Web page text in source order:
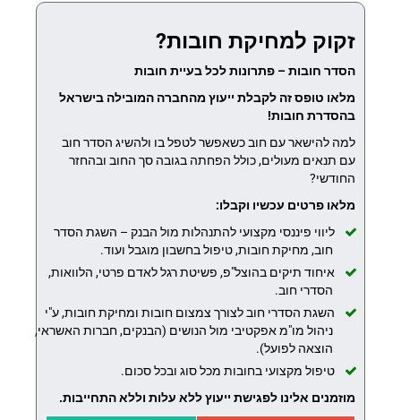
זקוק למחיקת חובות?
הסדר חובות – פתרונות לכל בעיית חובות
מלאו טופס זה לקבלת ייעוץ מהחברה המובילה בישראל
בהסדרת חובות!
למה להישאר עם חוב כשאפשר לטפל בו ולהשיג הסדר חוב
עם תנאים מעולים, כולל הפחתה בגובה סך החוב ובהחזר
החודשי?
מלאו פרטים עכשיו וקבלו:
ליווי פיננסי מקצועי להתנהלות מול הבנק – השגת הסדר
חוב, מחיקת חובות, טיפול בחשבון מוגבל ועוד.
איחוד תיקים בהוצל"פ, פשיטת רגל לאדם פרטי, הלוואות,
הסדרי חוב.
השגת הסדרי חוב לצורך צמצום חובות ומחיקת חובות, ע"י
ניהול מו"מ אפקטיבי מול הנושים (הבנקים, חברות האשראי,
הוצאה לפועל).
טיפול מקצועי בחובות מכל סוג ובכל סכום.
מוזמנים אלינו לפגישת ייעוץ ללא עלות וללא התחייבות.